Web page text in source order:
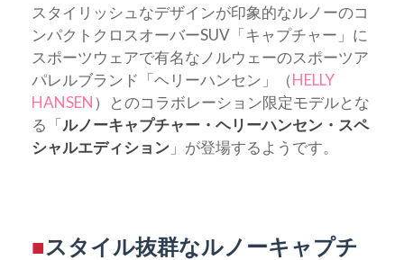
スタイリッシュなデザインが印象的なルノーのコ
ンパクトクロスオーバーSUV「キャプチャー」に
スポーツウェアで有名なノルウェーのスポーツア
パレルブランド「ヘリーハンセン」（HELLY
HANSEN ）とのコラボレーション限定モデルとな
る「ルノーキャプチャー・ヘリーハンセン・スペ
シャルエディション 」が登場するようです。
■スタイル抜群なルノーキャプチ